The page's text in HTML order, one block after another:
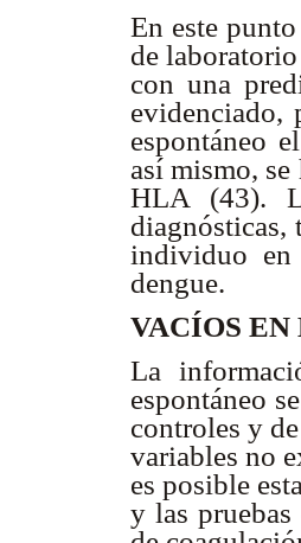
En este
de
con una
evidenciado,
espontáneo
así mismo,
HLA (43).
diagnósticas,
individuo en
dengue.
VACÍOS
La
espontáneo
controles y
variables no
es posible
y las